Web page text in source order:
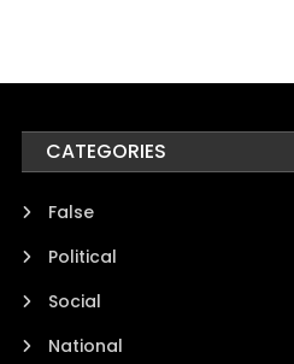
CATEGORIES
False
Political
Social
National